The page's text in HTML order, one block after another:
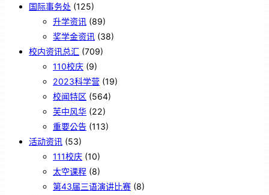
国际事务处 (125)
升学资讯 (89)
奖学金资讯 (38)
校内资讯总汇 (709)
110校庆 (9)
2023科学营 (19)
校闻特区 (564)
芙中风华 (22)
重要公告 (113)
活动资讯 (53)
111校庆 (10)
太空课程 (8)
第43届三语演讲比赛 (8)